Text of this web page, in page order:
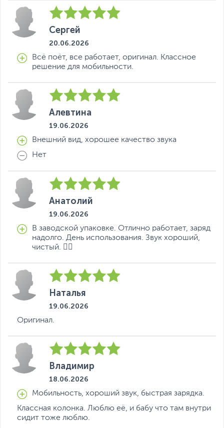
Яндекс Музыка в Станции Стрит с вами везде
Включайте любимые треки, Мою волну, подкасты и
книги обо всём на свете. А если трек понравится,
скажите «Алиса, лайк» — и он: сохранится в вашей
Коллекции в Яндекс Музыке.
Аккумулятор Станции Стрит готов к долгой работе
в самых разных условиях. А когда умная колонка
разрядится, вам потребуется совсем немного времени
для её подзарядки.
Сергей
20.06.2026
Всё поёт, все работает, оригинал. Классное
решение для мобильности.
Алевтина
19.06.2026
Внешний вид, хорошее качество звука
Нет
Анатолий
19.06.2026
В заводской упаковке. Отлично работает, заряд
надолго. День использования. Звук хороший,
чистый. 👍🏻
Наталья
19.06.2026
Оригинал.
Владимир
18.06.2026
Мобильность, хороший звук, быстрая зарядка.
Классная колонка. Люблю её, и бабу что там внутри
сидит тоже люблю.